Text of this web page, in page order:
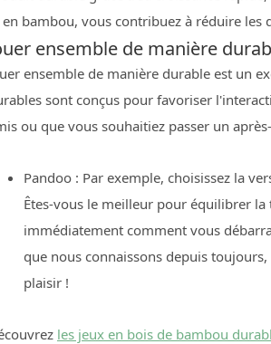
en bambou, vous contribuez à réduire les
ensemble de manière
ensemble de manière durable est un
sont conçus pour favoriser
ou que vous souhaitiez passer un
Pandoo : Par exemple, choisissez la
Êtes-vous le meilleur pour équilibrer
immédiatement comment vous
que nous connaissons depuis
plaisir !
les jeux en bois de bambou